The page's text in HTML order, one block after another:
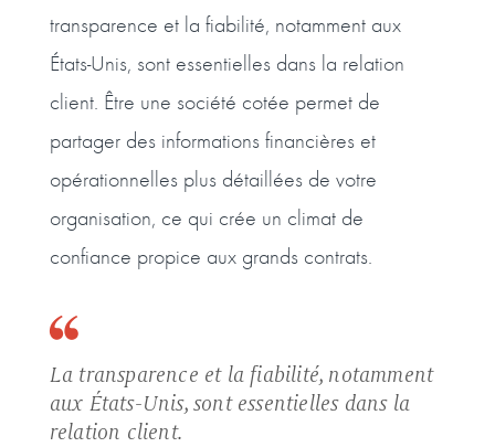
transparence et la fiabilité, notamment aux
États-Unis, sont essentielles dans la relation
client. Être une société cotée permet de
partager des informations financières et
opérationnelles plus détaillées de votre
organisation, ce qui crée un climat de
confiance propice aux grands contrats.
La transparence et la fiabilité, notamment
aux États-Unis, sont essentielles dans la
relation client.